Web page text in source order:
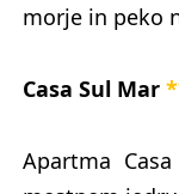
morje in peko
Casa Sul Mar
Apartma